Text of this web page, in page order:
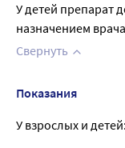
У детей препарат
назначением
Свернуть
Показания
У взрослых и детей: